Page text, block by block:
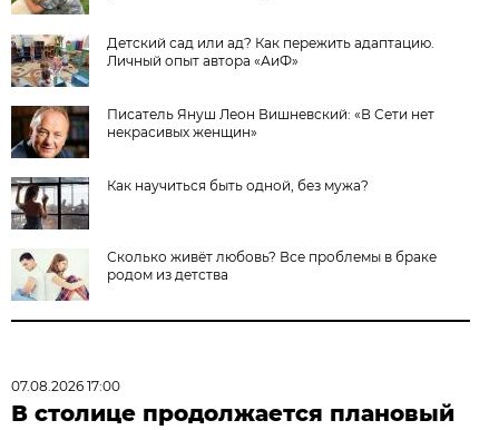
Детский сад или ад? Как пережить адаптацию.
Личный опыт автора «АиФ»
Писатель Януш Леон Вишневский: «В Сети нет
некрасивых женщин»
Как научиться быть одной, без мужа?
Сколько живёт любовь? Все проблемы в браке
родом из детства
07.08.2026 17:00
В столице продолжается плановый